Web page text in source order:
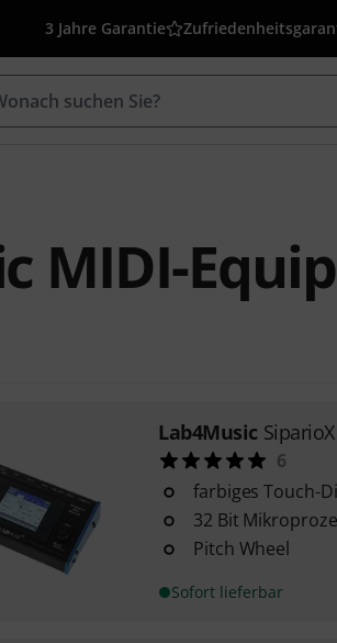
3 Jahre Garantie
MIDI-
Lab4Music SiparioX
6
farbiges Touch-
32 Bit
Pitch Wheel
Sofort lieferbar